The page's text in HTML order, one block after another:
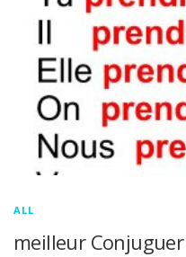
ALL
meilleur